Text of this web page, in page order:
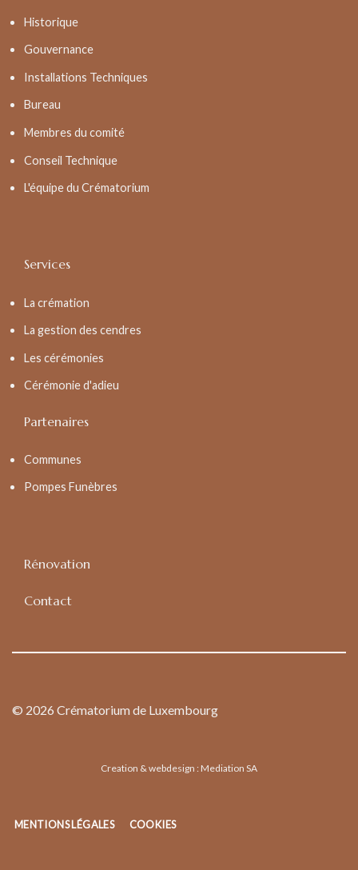
Historique
Gouvernance
Installations Techniques
Bureau
Membres du comité
Conseil Technique
L'équipe du Crématorium
Services
La crémation
La gestion des cendres
Les cérémonies
Cérémonie d'adieu
Partenaires
Communes
Pompes Funèbres
Rénovation
Contact
© 2026 Crématorium de Luxembourg
Creation & webdesign :Mediation SA
MENTIONS LÉGALES COOKIES